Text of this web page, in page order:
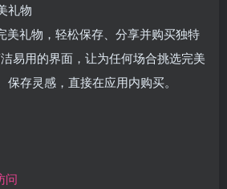
礼物
美礼物，轻松保存、分享并购买独特
易用的界面，让为任何场合挑选完美
存灵感，直接在应用内购买。
问